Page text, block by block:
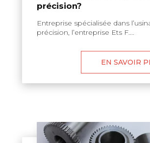
précision?
Entreprise spécialisée dans
précision, l’entreprise Ets F....
EN SAVOIR